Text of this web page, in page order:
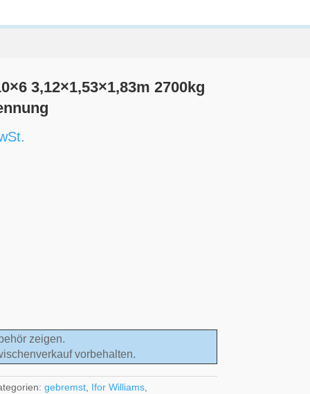
3,12×1,53×1,83m 2700kg
zeigen.
vorbehalten.
gebremst Ifor Williams